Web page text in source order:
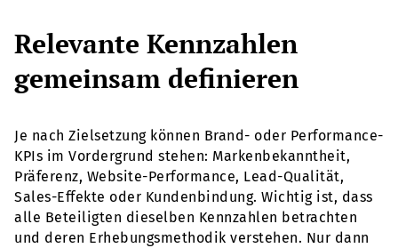
Relevante Kennzahlen
gemeinsam definieren
Je nach Zielsetzung können Brand- oder Performance-
KPIs im Vordergrund stehen: Markenbekanntheit,
Präferenz, Website-Performance, Lead-Qualität,
Sales-Effekte oder Kundenbindung. Wichtig ist, dass
alle Beteiligten dieselben Kennzahlen betrachten
und deren Erhebungsmethodik verstehen. Nur dann